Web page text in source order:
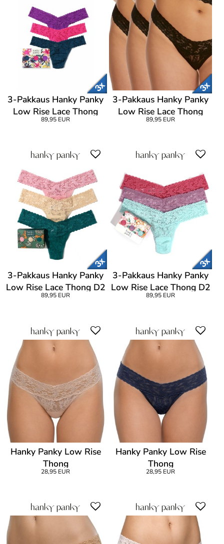
3-Pakkaus Hanky Panky
Low Rise Lace Thong
89,95 EUR
3-Pakkaus Hanky Panky
Low Rise Lace Thong
89,95 EUR
3-Pakkaus Hanky Panky
Low Rise Lace Thong D2
89,95 EUR
3-Pakkaus Hanky Panky
Low Rise Lace Thong D2
89,95 EUR
Hanky Panky Low Rise
Thong
28,95 EUR
Hanky Panky Low Rise
Thong
28,95 EUR